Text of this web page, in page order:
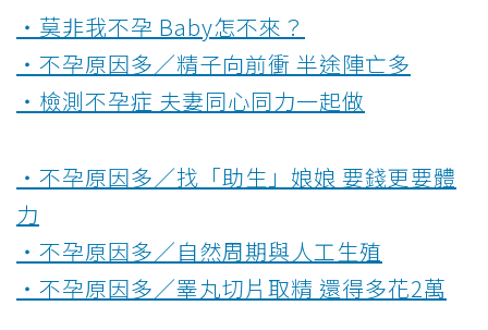
‧莫非我不孕 Baby怎不來？
‧不孕原因多／精子向前衝 半途陣亡多
‧檢測不孕症 夫妻同心同力一起做
‧不孕原因多／找「助生」娘娘 要錢更要體
力
‧不孕原因多／自然周期與人工生殖
‧不孕原因多／睪丸切片取精 還得多花2萬